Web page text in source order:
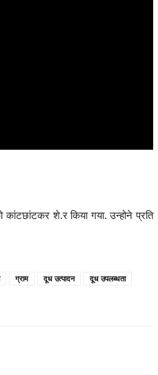
शे.र किया गया. उन्होने प्रति
ग्राम दूध उत्पादन
दूध उपलब्धता